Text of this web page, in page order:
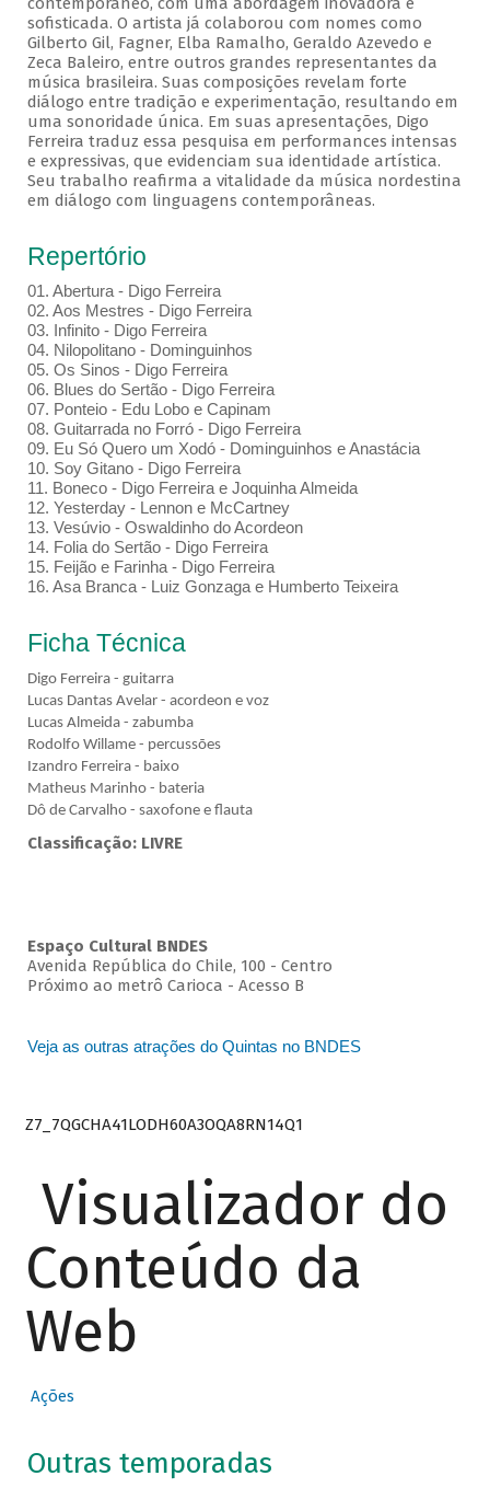
sofisticada. O artista já colaborou com nomes como
Gilberto Gil, Fagner, Elba Ramalho, Geraldo Azevedo e
Zeca Baleiro, entre outros grandes representantes da
música brasileira. Suas composições revelam forte
diálogo entre tradição e experimentação, resultando em
uma sonoridade única. Em suas apresentações, Digo
Ferreira traduz essa pesquisa em performances intensas
e expressivas, que evidenciam sua identidade artística.
Seu trabalho reafirma a vitalidade da música nordestina
em diálogo com linguagens contemporâneas.
Repertório
01. Abertura - Digo Ferreira
02. Aos Mestres - Digo Ferreira
03. Infinito - Digo Ferreira
04. Nilopolitano - Dominguinhos
05. Os Sinos - Digo Ferreira
06. Blues do Sertão - Digo Ferreira
07. Ponteio - Edu Lobo e Capinam
08. Guitarrada no Forró - Digo Ferreira
09. Eu Só Quero um Xodó - Dominguinhos e Anastácia
10. Soy Gitano - Digo Ferreira
11. Boneco - Digo Ferreira e Joquinha Almeida
12. Yesterday - Lennon e McCartney
13. Vesúvio - Oswaldinho do Acordeon
14. Folia do Sertão - Digo Ferreira
15. Feijão e Farinha - Digo Ferreira
16. Asa Branca - Luiz Gonzaga e Humberto Teixeira
Ficha Técnica
Digo Ferreira - guitarra
Lucas Dantas Avelar - acordeon e voz
Lucas Almeida - zabumba
Rodolfo Willame - percussões
Izandro Ferreira - baixo
Matheus Marinho - bateria
Dô de Carvalho - saxofone e flauta
Classificação: LIVRE
Espaço Cultural BNDES
Avenida República do Chile, 100 - Centro
Próximo ao metrô Carioca - Acesso B
Veja as outras atrações do Quintas no BNDES
Z7_7QGCHA41LODH60A3OQA8RN14Q1
Visualizador do
Conteúdo da
Web
Ações
Outras temporadas